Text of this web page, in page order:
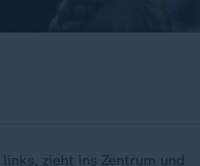
zieht ins Zentrum und